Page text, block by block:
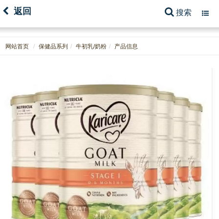
返回 搜索
网站首页 保健品系列 牛初乳/奶粉 产品信息